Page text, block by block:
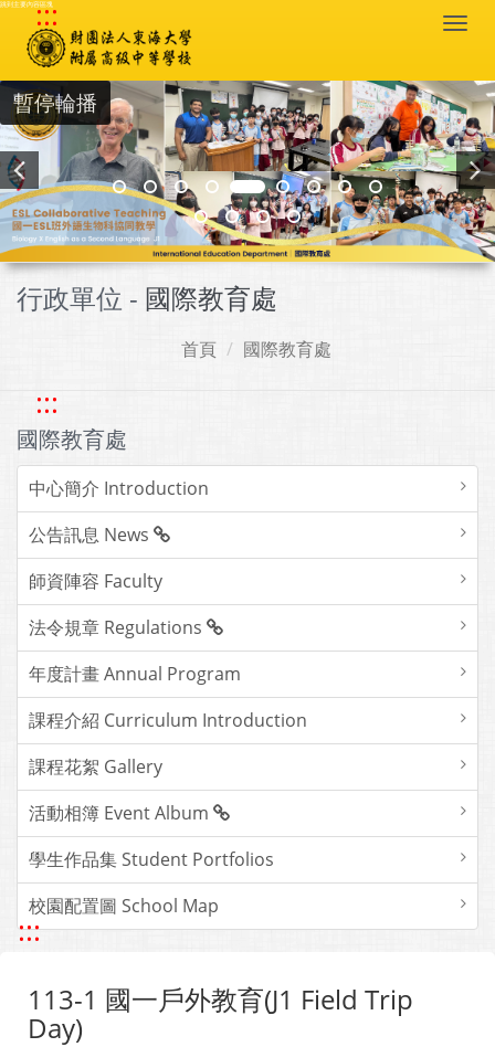
跳到主要內容區塊
:::
暫停輪播
行政單位 - 國際教育處
首頁 國際教育處
:::
國際教育處
中心簡介 Introduction
公告訊息 News
師資陣容 Faculty
法令規章 Regulations
年度計畫 Annual Program
課程介紹 Curriculum Introduction
課程花絮 Gallery
活動相簿 Event Album
學生作品集 Student Portfolios
校園配置圖 School Map
:::
113-1 國一戶外教育(J1 Field Trip
Day)